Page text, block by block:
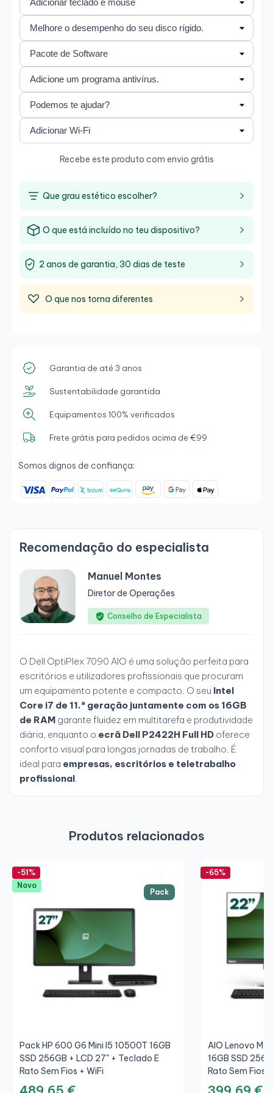
Recebe este produto com envio grátis
Que grau estético escolher?
O que está incluído no teu dispositivo?
2 anos de garantia, 30 dias de teste
O que nos torna diferentes
Garantia de até 3 anos
Sustentabilidade garantida
Equipamentos 100% verificados
Frete grátis para pedidos acima de €99
Somos dignos de confiança:
Recomendação do especialista
Manuel Montes
Diretor de Operações
Conselho de Especialista
O Dell OptiPlex 7090 AIO é uma solução perfeita para
escritórios e utilizadores profissionais que procuram
um equipamento potente e compacto. O seu Intel
Core i7 de 11.ª geração juntamente com os 16GB
de RAM garante fluidez em multitarefa e produtividade
diária, enquanto o ecrã Dell P2422H Full HD oferece
conforto visual para longas jornadas de trabalho. É
ideal para empresas, escritórios e teletrabalho
profissional.
Produtos relacionados
Pack
-51%
Novo
Pack HP 600 G6 Mini I5 10500T 16GB
SSD 256GB + LCD 27" + Teclado E
Rato Sem Fios + WiFi
-65%
AIO Lenovo
16GB SSD
Rato Sem Fios